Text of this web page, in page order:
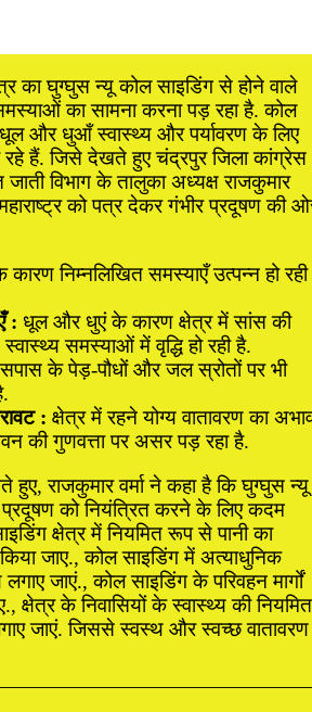
का घुग्घुस न्यू कोल साइडिंग से होने वाले
का सामना करना पड़ रहा है. कोल
और धुआँ स्वास्थ्य और पर्यावरण के लिए
रहे हैं. जिसे देखते हुए चंद्रपुर जिला कांग्रेस
विभाग के तालुका अध्यक्ष राजकुमार
को पत्र देकर गंभीर प्रदूषण की
निम्नलिखित समस्याएँ उत्पन्न हो रही
: धूल और धुएं के कारण क्षेत्र में सांस की
समस्याओं में वृद्धि हो रही है.
के पेड़-पौधों और जल स्रोतों पर भी
: क्षेत्र में रहने योग्य वातावरण का
की गुणवत्ता पर असर पड़ रहा है.
राजकुमार वर्मा ने कहा है कि घुग्घुस न्यू
प्रदूषण को नियंत्रित करने के लिए कदम
क्षेत्र में नियमित रूप से पानी का
जाए., कोल साइडिंग में अत्याधुनिक
जाएं., कोल साइडिंग के परिवहन मार्गों
क्षेत्र के निवासियों के स्वास्थ्य की नियमित
जाएं. जिससे स्वस्थ और स्वच्छ वातावरण